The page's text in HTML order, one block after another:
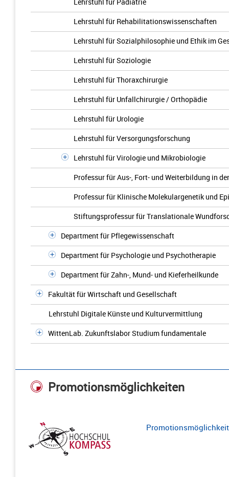
Lehrstuhl für Rehabilitationswissenschaften
Lehrstuhl für Sozialphilosophie und Ethik im
Lehrstuhl für Soziologie
Lehrstuhl für Thoraxchirurgie
Lehrstuhl für Unfallchirurgie / Orthopädie
Lehrstuhl für Urologie
Lehrstuhl für Versorgungsforschung
Lehrstuhl für Virologie und Mikrobiologie
Professur für Aus-, Fort- und Weiterbildung in
Professur für Klinische Molekulargenetik und
Stiftungsprofessur für Translationale
Department für Pflegewissenschaft
Department für Psychologie und Psychotherapie
Department für Zahn-, Mund- und Kieferheilkunde
Fakultät für Wirtschaft und Gesellschaft
Lehrstuhl Digitale Künste und Kulturvermittlung
WittenLab. Zukunftslabor Studium fundamentale
Promotionsmöglichkeiten